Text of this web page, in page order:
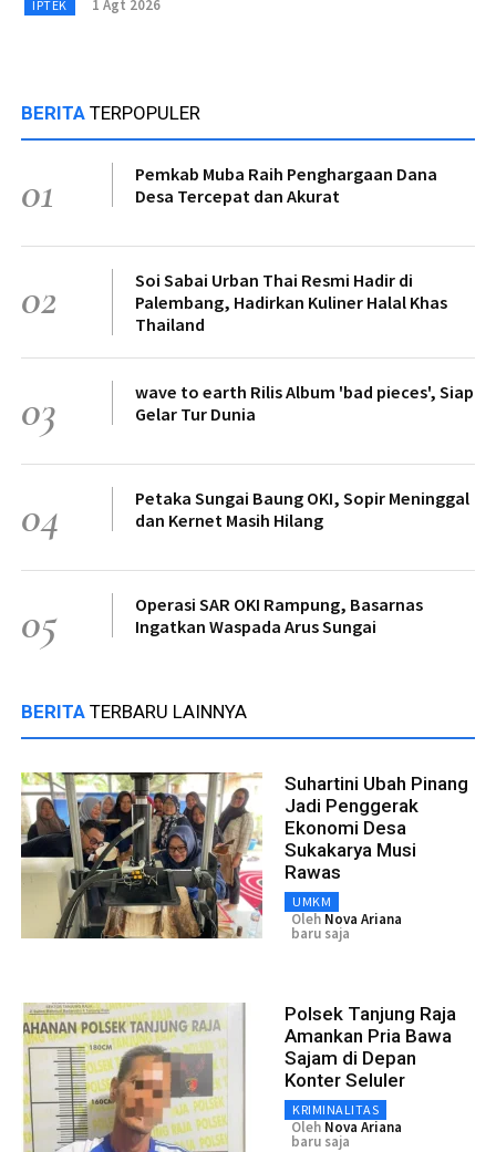
IPTEK 1 Agt 2026
BERITA TERPOPULER
01
Pemkab Muba Raih Penghargaan Dana
Desa Tercepat dan Akurat
02
Soi Sabai Urban Thai Resmi Hadir di
Palembang, Hadirkan Kuliner Halal Khas
Thailand
03
wave to earth Rilis Album 'bad pieces', Siap
Gelar Tur Dunia
04
Petaka Sungai Baung OKI, Sopir Meninggal
dan Kernet Masih Hilang
05
Operasi SAR OKI Rampung, Basarnas
Ingatkan Waspada Arus Sungai
BERITA TERBARU LAINNYA
Suhartini Ubah Pinang
Jadi Penggerak
Ekonomi Desa
Sukakarya Musi
Rawas
UMKM
Oleh Nova Ariana
baru saja
Polsek Tanjung Raja
Amankan Pria Bawa
Sajam di Depan
Konter Seluler
KRIMINALITAS
Oleh Nova Ariana
baru saja